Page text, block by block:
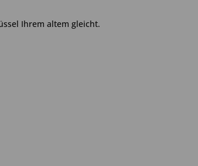
Ihrem altem gleicht.